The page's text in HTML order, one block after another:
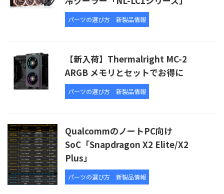
パーツの選び方 新製品情報
【新入荷】Thermalright MC-2
ARGB メモリとセットでお得に
パーツの選び方 新製品情報
QualcommのノートPC向け
SoC「Snapdragon X2 Elite/X2
Plus」
パーツの選び方 新製品情報